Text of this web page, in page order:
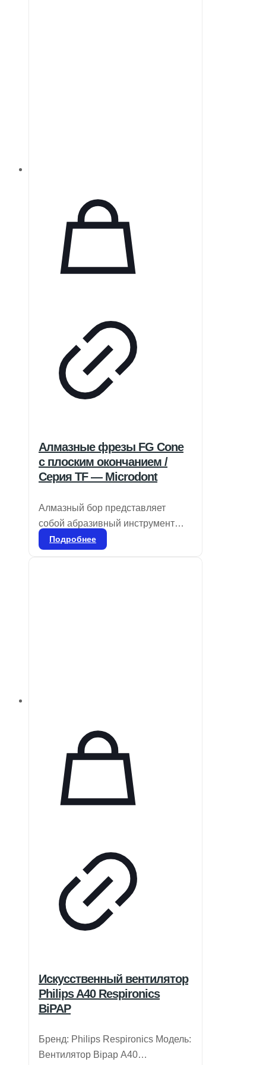
Алмазные фрезы FG Cone
с плоским окончанием /
Серия TF — Microdont
Алмазный бор представляет
собой абразивный инструмент
для стоматологического
Подробнее
Искусственный вентилятор
Philips A40 Respironics
BiPAP
Бренд: Philips Respironics Модель:
Вентилятор Bipap A40